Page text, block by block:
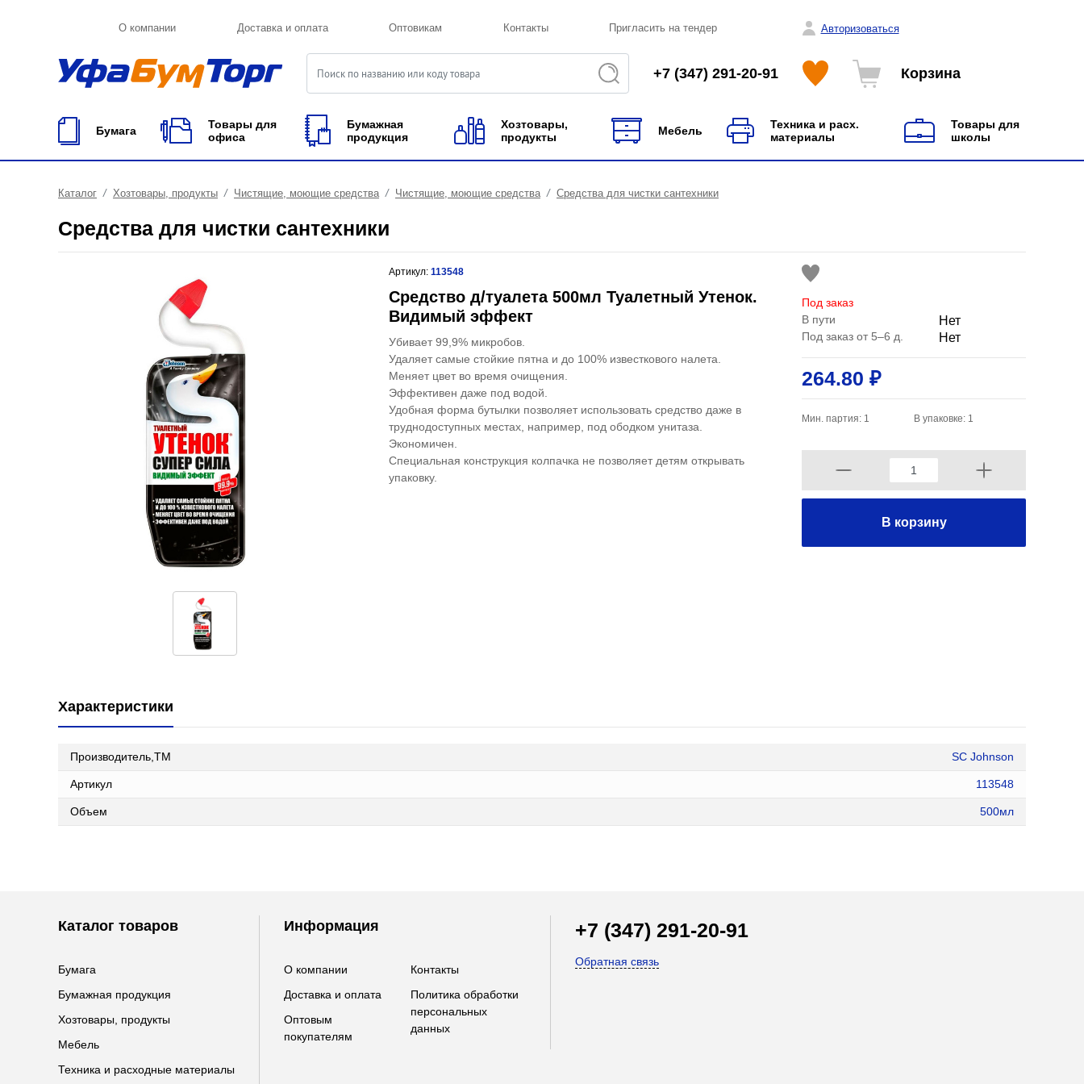
О компании Доставка и оплата Оптовикам Контакты Пригласить на тендер Авторизоваться
+7 (347) 291-20-91 Корзина
Бумага
Товары для
офиса
Бумажная
продукция
Хозтовары,
продукты
Мебель
Техника и расх.
материалы
Товары для
школы
Каталог Хозтовары, продукты Чистящие, моющие средства Чистящие, моющие средства Средства для чистки сантехники
Средства для чистки сантехники
Артикул: 113548
Средство д/туалета 500мл Туалетный Утенок.
Видимый эффект
Убивает 99,9% микробов.
Удаляет самые стойкие пятна и до 100% известкового налета.
Меняет цвет во время очищения.
Эффективен даже под водой.
Удобная форма бутылки позволяет использовать средство даже в
труднодоступных местах, например, под ободком унитаза.
Экономичен.
Специальная конструкция колпачка не позволяет детям открывать
упаковку.
Под заказ
В пути
Нет
Под заказ от 5–6 д. Нет
264.80 ₽
Мин. партия: 1 В упаковке: 1
В корзину
Характеристики
Производитель,ТМ SC Johnson
Артикул 113548
Объем 500мл
Каталог товаров
Бумага
Бумажная продукция
Хозтовары, продукты
Мебель
Техника и расходные материалы
Информация
О компании
Доставка и оплата
Оптовым
покупателям
Контакты
Политика обработки
персональных
данных
+7 (347) 291-20-91
Обратная связь